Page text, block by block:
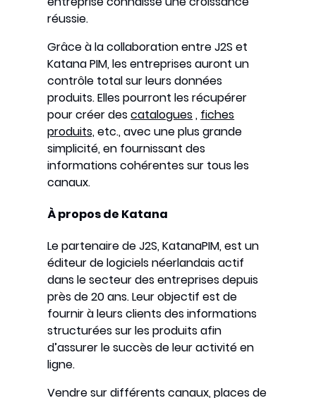
réussie.
Grâce à la collaboration entre J2S et
Katana PIM, les entreprises auront un
contrôle total sur leurs données
produits. Elles pourront les récupérer
pour créer descatalogues, fiches
produits, etc., avec une plus grande
simplicité, en fournissant des
informations cohérentes sur tous les
canaux.
À propos de Katana
Le partenaire de J2S, KatanaPIM, est un
éditeur de logiciels néerlandais actif
dans le secteur des entreprises depuis
près de 20 ans. Leur objectif est de
fournir à leurs clients des informations
structurées sur les produits afin
d’assurer le succès de leur activité en
ligne.
Vendre sur différents canaux, places de